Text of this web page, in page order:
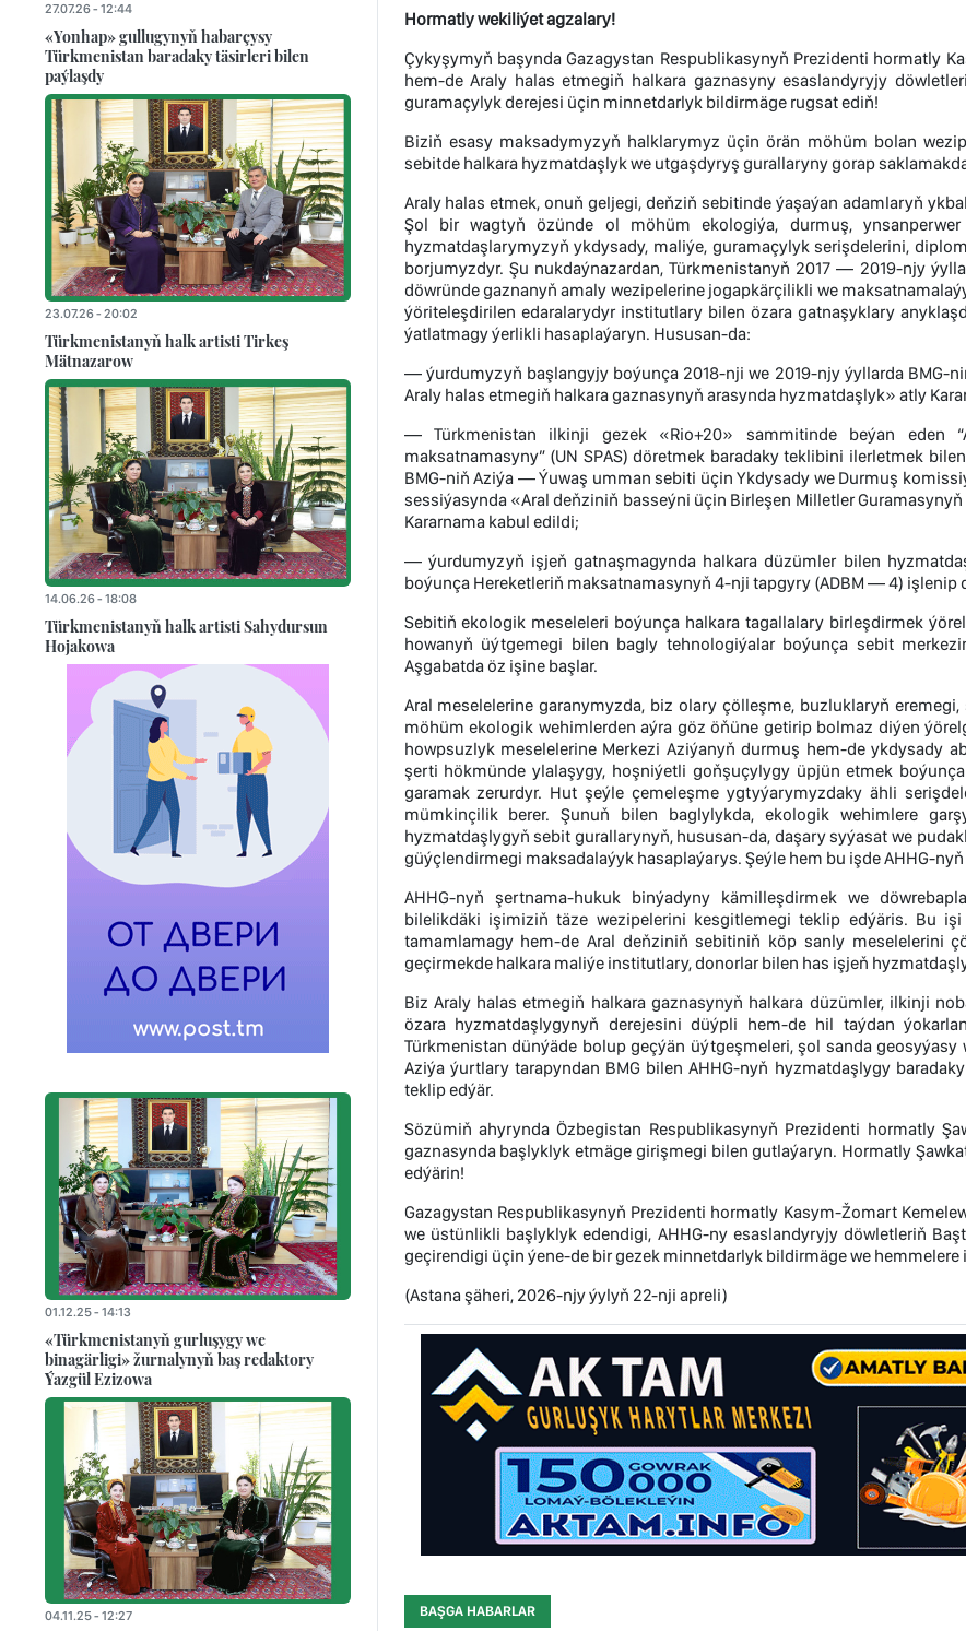
Hormatly wekiliýet agzalary!
Çykyşymyň başynda Gazagystan Respublikasynyň Prezidenti hormatly
hem-de Araly halas etmegiň halkara gaznasyny esaslandyryjy
guramaçylyk derejesi üçin minnetdarlyk bildirmäge rugsat ediň!
Biziň esasy maksadymyzyň halklarymyz üçin örän möhüm bolan
sebitde halkara hyzmatdaşlyk we utgaşdyryş gurallaryny gorap
Araly halas etmek, onuň geljegi, deňziň sebitinde ýaşaýan adamlaryň
Şol bir wagtyň özünde ol möhüm ekologiýa, durmuş,
hyzmatdaşlarymyzyň ykdysady, maliýe, guramaçylyk serişdelerini,
borjumyzdyr. Şu nukdaýnazardan, Türkmenistanyň 2017 — 2019-njy
döwründe gaznanyň amaly wezipelerine jogapkärçilikli we
ýöriteleşdirilen edaralarydyr institutlary bilen özara gatnaşyklary
ýatlatmagy ýerlikli hasaplaýaryn. Hususan-da:
— ýurdumyzyň başlangyjy boýunça 2018-nji we 2019-njy ýyllarda BMG-
Araly halas etmegiň halkara gaznasynyň arasynda hyzmatdaşlyk» atly
— Türkmenistan ilkinji gezek «Rio+20» sammitinde beýan eden
maksatnamasyny” (UN SPAS) döretmek baradaky teklibini ilerletmek
BMG-niň Aziýa — Ýuwaş umman sebiti üçin Ykdysady we Durmuş
sessiýasynda «Aral deňziniň basseýni üçin Birleşen Milletler
Kararnama kabul edildi;
— ýurdumyzyň işjeň gatnaşmagynda halkara düzümler bilen
boýunça Hereketleriň maksatnamasynyň 4-nji tapgyry (ADBM — 4) işlenip
Sebitiň ekologik meseleleri boýunça halkara tagallalary birleşdirmek
howanyň üýtgemegi bilen bagly tehnologiýalar boýunça sebit
Aşgabatda öz işine başlar.
Aral meselelerine garanymyzda, biz olary çölleşme, buzluklaryň
möhüm ekologik wehimlerden aýra göz öňüne getirip bolmaz diýen
howpsuzlyk meselelerine Merkezi Aziýanyň durmuş hem-de ykdysady
şerti hökmünde ylalaşygy, hoşniýetli goňşuçylygy üpjün etmek
garamak zerurdyr. Hut şeýle çemeleşme ygtyýarymyzdaky ähli
mümkinçilik berer. Şunuň bilen baglylykda, ekologik wehimlere
hyzmatdaşlygyň sebit gurallarynyň, hususan-da, daşary syýasat we
güýçlendirmegi maksadalaýyk hasaplaýarys. Şeýle hem bu işde AHHG-
AHHG-nyň şertnama-hukuk binýadyny kämilleşdirmek we
bilelikdäki işimiziň täze wezipelerini kesgitlemegi teklip edýäris. Bu
tamamlamagy hem-de Aral deňziniň sebitiniň köp sanly meselelerini
geçirmekde halkara maliýe institutlary, donorlar bilen has işjeň
Biz Araly halas etmegiň halkara gaznasynyň halkara düzümler, ilkinji
özara hyzmatdaşlygynyň derejesini düýpli hem-de hil taýdan
Türkmenistan dünýäde bolup geçýän üýtgeşmeleri, şol sanda
Aziýa ýurtlary tarapyndan BMG bilen AHHG-nyň hyzmatdaşlygy
teklip edýär.
Sözümiň ahyrynda Özbegistan Respublikasynyň Prezidenti hormatly
gaznasynda başlyklyk etmäge girişmegi bilen gutlaýaryn. Hormatly
edýärin!
Gazagystan Respublikasynyň Prezidenti hormatly Kasym-Žomart
we üstünlikli başlyklyk edendigi, AHHG-ny esaslandyryjy döwletleriň
geçirendigi üçin ýene-de bir gezek minnetdarlyk bildirmäge we
(Astana şäheri, 2026-njy ýylyň 22-nji apreli)
BAŞGA HABARLAR
27.07.26 - 12:44
«Yonhap» gullugynyň habarçysy
Türkmenistan baradaky täsirleri bilen
paýlaşdy
23.07.26 - 20:02
Türkmenistanyň halk artisti Tirkeş
Mätnazarow
14.06.26 - 18:08
Türkmenistanyň halk artisti Sahydursun
Hojakowa
01.12.25 - 14:13
«Türkmenistanyň gurluşygy we
binagärligi» žurnalynyň baş redaktory
Ýazgül Ezizowa
04.11.25 - 12:27